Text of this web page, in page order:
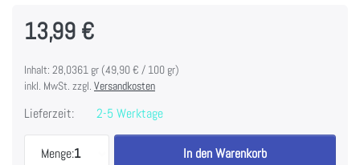
13,99 €
Inhalt: 28,0361 gr (49,90 € / 100 gr)
inkl. MwSt. zzgl. Versandkosten
Lieferzeit: 2-5 Werktage
Menge:1
Tim Holtz Distress Mini Ink Pads 4/Pkg-Kit 4 zu
In den Warenkorb